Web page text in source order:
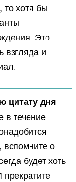
то хотя бы
Это
взгляда и
цитату дня
в течение
вспомните о
будет хоть
прекратите